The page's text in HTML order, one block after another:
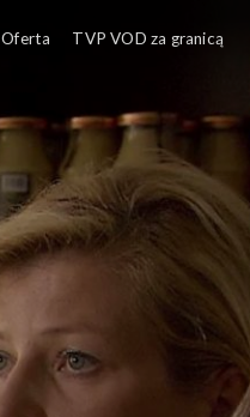
Oferta TVP VOD za granicą